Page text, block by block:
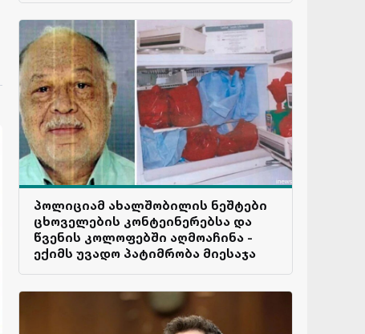
პოლიციამ ახალშობილის ნეშტები
ცხოველების კონტეინერებსა და
წვენის კოლოფებში აღმოაჩინა -
ექიმს უვადო პატიმრობა მიესაჯა